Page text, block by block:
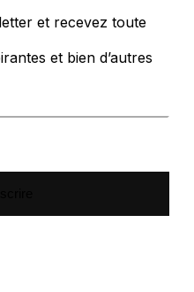
et recevez toute
et bien d’autres